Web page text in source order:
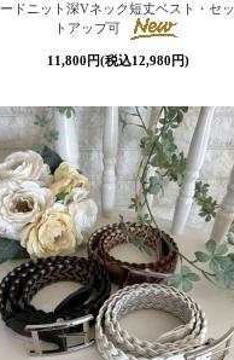
ードニット深Vネック短丈ベスト・セッ
トアップ可
11,800円(税込12,980円)